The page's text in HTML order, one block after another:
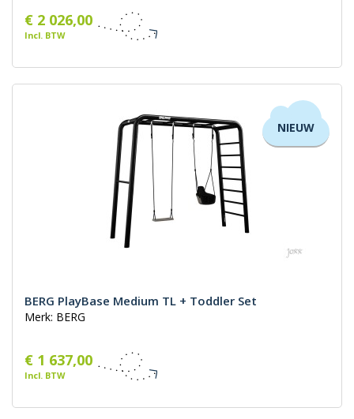
€ 2 026,00
Incl. BTW
NIEUW
BERG PlayBase Medium TL + Toddler Set
Merk: BERG
€ 1 637,00
Incl. BTW